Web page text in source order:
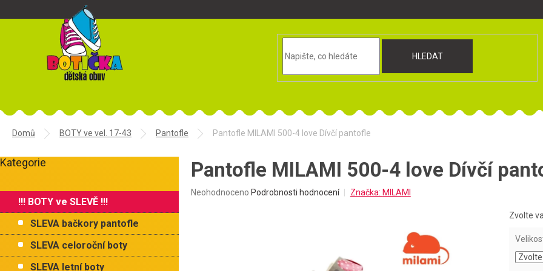
HLEDAT
Domů BOTY ve vel. 17-43 Pantofle Pantofle MILAMI 500-4 love Dívčí pantofle
o
t
n
í
Přeskočit
Kategorie
!!! BOTY ve SLEVĚ !!!
SLEVA bačkory pantofle
SLEVA celoroční boty
SLEVA letní boty
Pantofle MILAMI 500-4 love Dívčí
Průměrné
Neohodnoceno Podrobnosti hodnocení Značka: MILAMI
Zvolte